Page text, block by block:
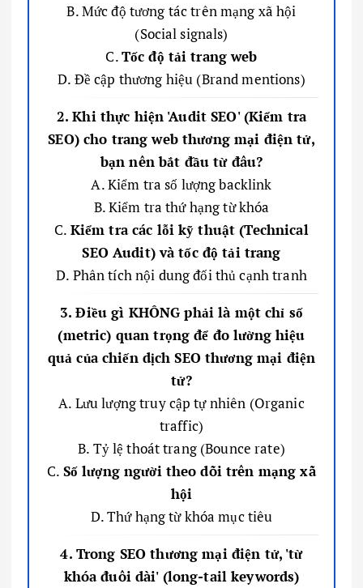
B. Mức độ tương tác trên mạng xã hội
(Social signals)
C.Tốc độ tải trang web
D. Đề cập thương hiệu (Brand mentions)
2. Khi thực hiện 'Audit SEO' (Kiểm tra
SEO) cho trang web thương mại điện tử,
bạn nên bắt đầu từ đâu?
A. Kiểm tra số lượng backlink
B. Kiểm tra thứ hạng từ khóa
C. Kiểm tra các lỗi kỹ thuật (Technical
SEO Audit) và tốc độ tải trang
D. Phân tích nội dung đối thủ cạnh tranh
3. Điều gì KHÔNG phải là một chỉ số
(metric) quan trọng để đo lường hiệu
quả của chiến dịch SEO thương mại điện
tử?
A. Lưu lượng truy cập tự nhiên (Organic
traffic)
B. Tỷ lệ thoát trang (Bounce rate)
C. Số lượng người theo dõi trên mạng xã
hội
D. Thứ hạng từ khóa mục tiêu
4. Trong SEO thương mại điện tử, 'từ
khóa đuôi dài' (long-tail keywords)